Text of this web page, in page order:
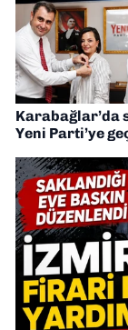
Karabağlar’da
Yeni Parti’ye